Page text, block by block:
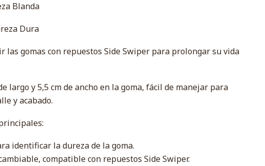
Blanda
Dura
las gomas con repuestos Side Swiper para prolongar su vida
largo y 5,5 cm de ancho en la goma, fácil de manejar para
y acabado.
identificar la dureza de la goma.
compatible con repuestos Side Swiper.